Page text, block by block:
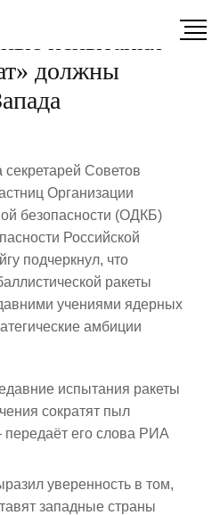
должны
секретарей Советов
Организации
безопасности (ОДКБ)
Российской
подчеркнул, что
ракеты
учениями ядерных
амбиции
испытания ракеты
сократят пыл
его слова РИА
уверенность в том,
западные страны